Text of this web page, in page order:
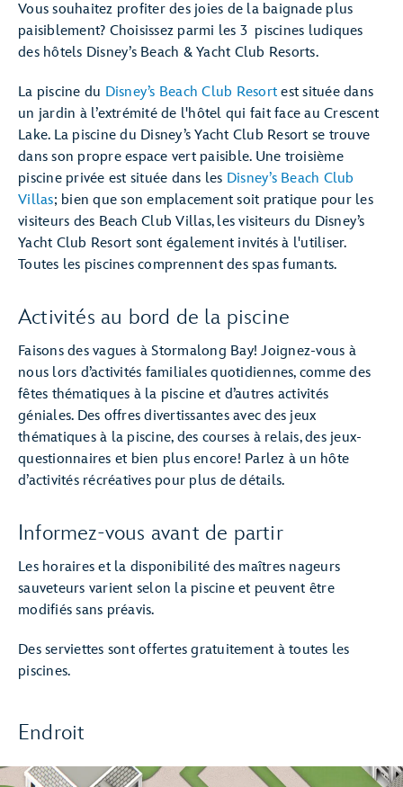
Vous souhaitez profiter des joies de la baignade plus
paisiblement? Choisissez parmi les 3 piscines ludiques
des hôtels Disney’s Beach & Yacht Club Resorts.
La piscine du Disney’s Beach Club Resort est située dans
un jardin à l’extrémité de l'hôtel qui fait face au Crescent
Lake. La piscine du Disney’s Yacht Club Resort se trouve
dans son propre espace vert paisible. Une troisième
piscine privée est située dans les Disney’s Beach Club
Villas; bien que son emplacement soit pratique pour les
visiteurs des Beach Club Villas, les visiteurs du Disney’s
Yacht Club Resort sont également invités à l'utiliser.
Toutes les piscines comprennent des spas fumants.
Activités au bord de la piscine
Faisons des vagues à Stormalong Bay! Joignez-vous à
nous lors d’activités familiales quotidiennes, comme des
fêtes thématiques à la piscine et d’autres activités
géniales. Des offres divertissantes avec des jeux
thématiques à la piscine, des courses à relais, des jeux-
questionnaires et bien plus encore! Parlez à un hôte
d’activités récréatives pour plus de détails.
Informez-vous avant de partir
Les horaires et la disponibilité des maîtres nageurs
sauveteurs varient selon la piscine et peuvent être
modifiés sans préavis.
Des serviettes sont offertes gratuitement à toutes les
piscines.
Endroit